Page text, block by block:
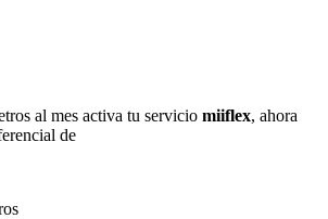
al mes activa tu servicio miiflex, ahora
de